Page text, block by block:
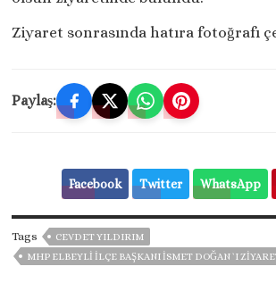
Ziyaret sonrasında hatıra fotoğrafı
Paylaş:
Facebook Twitter WhatsApp
Tags
CEVDET YILDIRIM
MHP ELBEYLI İLÇE BAŞKANI İSMET DOĞAN `I